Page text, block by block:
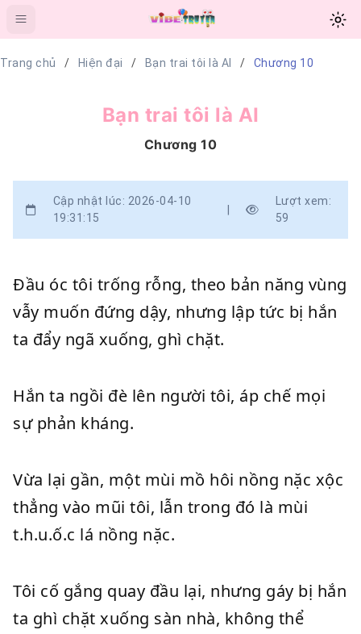
Trang chủ Hiện đại Bạn trai tôi là AI Chương 10
Bạn trai tôi là AI
Chương 10
Cập nhật lúc: 2026-04-10
19:31:15
|
Lượt xem:
59
Đầu óc tôi trống rỗng, theo bản năng vùng
vẫy muốn đứng dậy, nhưng lập tức bị hắn
ta đẩy ngã xuống, ghì chặt.
Hắn ta ngồi đè lên người tôi, áp chế mọi
sự phản kháng.
Vừa lại gần, một mùi mồ hôi nồng nặc xộc
thẳng vào mũi tôi, lẫn trong đó là mùi
t.h.u.ố.c lá nồng nặc.
Tôi cố gắng quay đầu lại, nhưng gáy bị hắn
ta ghì chặt xuống sàn nhà, không thể